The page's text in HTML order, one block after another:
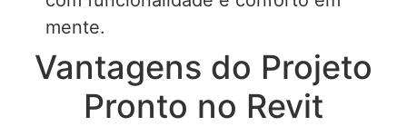
mente.
Vantagens do Projeto
Pronto no Revit